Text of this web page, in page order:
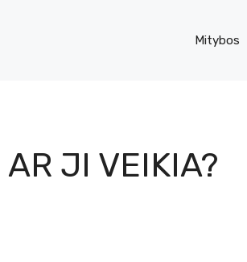
Mitybos
AR JI VEIKIA?